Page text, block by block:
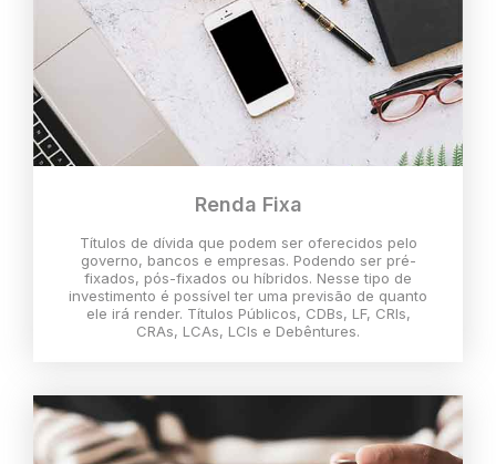
Renda Fixa
Títulos de dívida que podem ser oferecidos pelo
governo, bancos e empresas. Podendo ser pré-
fixados, pós-fixados ou híbridos. Nesse tipo de
investimento é possível ter uma previsão de quanto
ele irá render. Títulos Públicos, CDBs, LF, CRIs,
CRAs, LCAs, LCIs e Debêntures.